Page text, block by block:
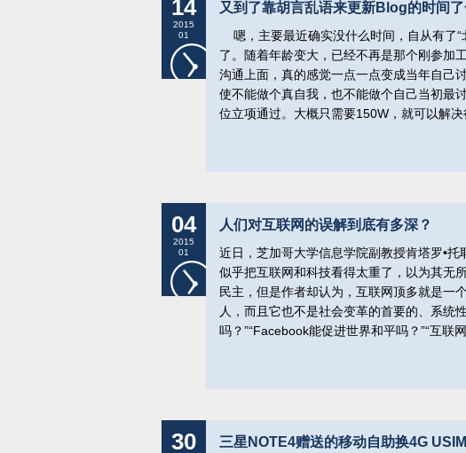
14
2015
01
又到了靠胡言乱语来更新Blog的时间
嗯，主要最近确实没什么时间，自从有了“
了。随着年龄变大，已经不再是那个刚参加
沟通上面，真的感觉一点一点变成当年自己
使不能做个真自我，也不能做个自己当初
位立项通过。大概只需要150W，就可以解
04
2015
01
人们对互联网的误解到底有多深？
近日，芝加哥大学信息学院副教授肯塔罗•
似乎把互联网和科技看得太重了，以为其无
民主，但是作者却认为，互联网顶多就是一
人，而且它也不是社会变革的首要的、系统
吗？”“Facebook能促进世界和平吗？”“互联
30 三星NOTE4赠送的移动自助换4G